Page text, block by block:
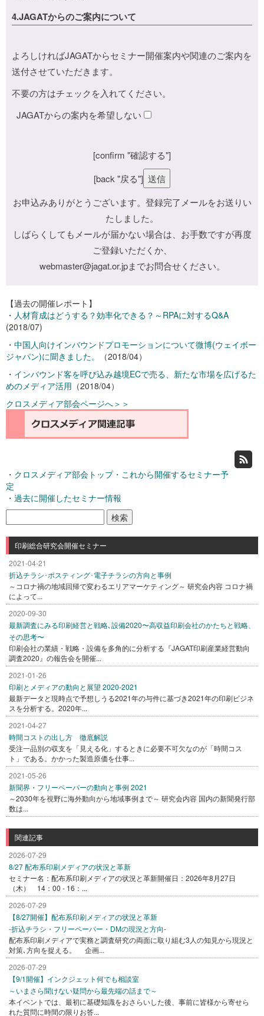
4.JAGATからのご案内について
よろしければJAGATからセミナー開催案内や関連のご案内を
送付させていただきます。
不要の方はチェックを入れてください。
JAGATからの案内を希望しない
[confirm "確認する"]
[back "戻る"]
お申込みありがとうございます。登録完了メールをお送りい
たしました。
しばらくしてもメールが届かない場合は、お手数ですが再度
ご登録いただくか、
webmaster@jagat.or.jpまでお問合せください。
【過去の開催レポート】
・ 人材育成はどうする？効率化できる？～RPAに対するQ&A
(2018/07)
・ 中国人向けインバウンドプロモーションについて微博(ウェイボー
ジャパン)に聞きました。
（2018/04）
・ インバウンド客を呼び込み越境ECで売る、新たな市場を広げるた
めのメディア活用 （2018/04）
クロスメディア部会ページへ＞＞
・ クロスメディア部会トップ・これから開催するセミナー予
定
・ 過去に開催したセミナー情報
索:
印刷総合研究会開催セミナー
2021-04-21
折込チラシ･ポスティング･電子チラシの方向と事例
～コロナ禍の地域回帰で変わるエリアマーケティング～ 研究会内容 コロナ禍
によって...
2020-09-30
最新調査にみる印刷経営と戦略､設備2020〜高収益印刷会社のかたちと戦略、
その思考〜
印刷会社の業績・戦略・設備を多角的に分析する『JAGAT印刷産業経営動向
調査2020』の報告会を開催...
2021-01-26
印刷とメディアの動向と展望 2020-2021
最新データと現時点で予想しうる2021年の与件に基づき2021年の印刷ビジネ
スを分析する。2020年...
2021-04-27
時間コストの出し方 徹底解説
受注一品別の収支を「見える化」するときに必要不可欠なのが「時間コス
ト」である。かかった製造原価を仕事...
2021-05-26
新聞界・フリーペーパーの動向と事例 2021
～2030年を視野に海外動向から地域事例まで～ 研究会内容 国内の新聞発行部
数は...
関連記事
2026-07-29
8/27 配布系印刷メディアの状況と革新
セミナー名：配布系印刷メディアの状況と革新開催日：2026年8月27日
（木） 14：00 - 16：...
2026-07-29
【8/27開催】配布系印刷メディアの状況と革新
-折込チラシ・フリーペーパー・DMの現況と方向-
配布系印刷メディアで実務と調査研究の両面に取り組む3人の知見から現況と
対策､方向を捉える。 企画...
2026-07-29
【9/1開催】インクジェット何でも相談室
～いまさら聞けない疑問から最先端の話まで～
本イベントでは、最初に基礎知識をおさらいした後、事前に皆様から寄せら
れた質問に時間の限りお答...